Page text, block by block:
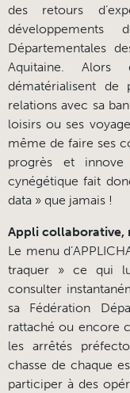
des retours
Départementales
Aquitaine.
dématérialisent de
relations avec sa
loisirs ou ses
même de faire ses
progrès et innove
cynégétique fait
data » que jamais !
Appli collaborative,
Le menu
traquer » ce qui
consulter
sa Fédération
rattaché ou encore
les arrêtés
chasse de chaque
participer à des